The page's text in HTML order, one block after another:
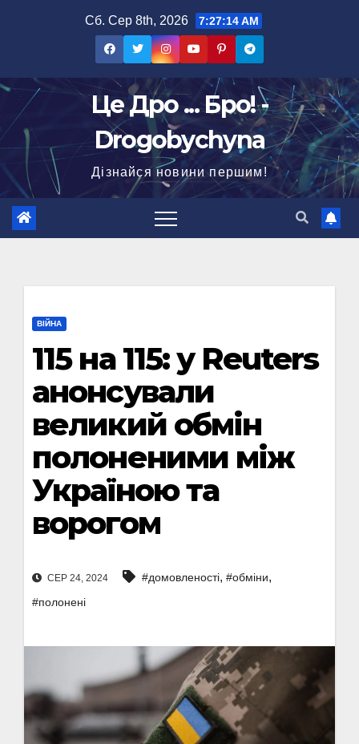
Сб. Сер 8th, 2026 7:27:15 AM
Це Дро ... Бро! -
Drogobychyna
Дізнайся новини першим!
ВІЙНА
115 на 115: у Reuters
анонсували
великий обмін
полоненими між
Україною та
ворогом
СЕР 24, 2024 #домовленості, #обміни,
#полонені